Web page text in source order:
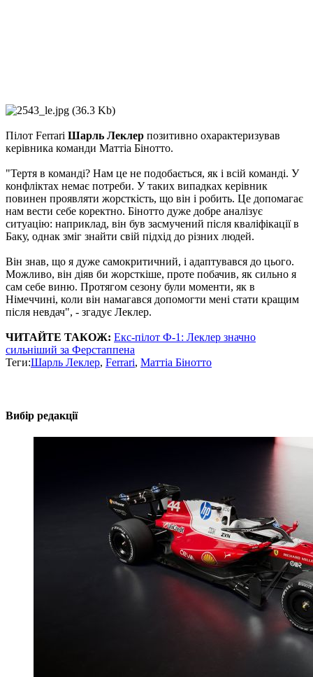
Пілот Ferrari Шарль Леклер позитивно охарактеризував
керівника команди Маттіа Бінотто.
"Тертя в команді? Нам це не подобається, як і всій команді. У
конфліктах немає потреби. У таких випадках керівник
повинен проявляти жорсткість, що він і робить. Це допомагає
нам вести себе коректно. Бінотто дуже добре аналізує
ситуацію: наприклад, він був засмучений після кваліфікації в
Баку, однак зміг знайти свій підхід до різних людей.
Він знав, що я дуже самокритичний, і адаптувався до цього.
Можливо, він діяв би жорсткіше, проте побачив, як сильно я
сам себе виню. Протягом сезону були моменти, як в
Німеччині, коли він намагався допомогти мені стати кращим
після невдач", - згадує Леклер.
ЧИТАЙТЕ ТАКОЖ: Екс-пілот Ф-1: Леклер значно
сильніший за Ферстаппена
Теги:Шарль Леклер, Ferrari, Маттіа Бінотто
Вибір редакції